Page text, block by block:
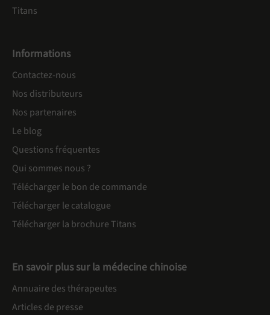
Titans
Informations
Contactez-nous
Nos distributeurs
Nos partenaires
Le blog
Questions fréquentes
Qui sommes nous ?
Télécharger le bon de commande
Télécharger le catalogue
Télécharger la brochure Titans
En savoir plus sur la médecine chinoise
Annuaire des thérapeutes
Articles de presse